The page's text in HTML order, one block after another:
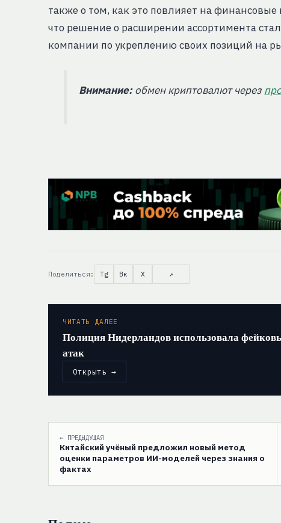
также о том, как это повлияет на
что решение о расширении ассортимента
компании по укреплению своих позиций на
Внимание:обмен криптовалют через
Поделиться: Tg Вк X ↗
ЧИТАТЬ ДАЛЕЕ
Полиция Нидерландов использовала
атак
Открыть →
← ПРЕДЫДУЩАЯ
Китайский учёный предложил новый метод
оценки параметров ИИ-моделей через знания о
фактах